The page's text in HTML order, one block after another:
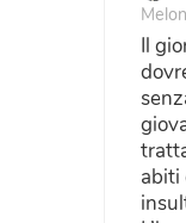
Il
abiti